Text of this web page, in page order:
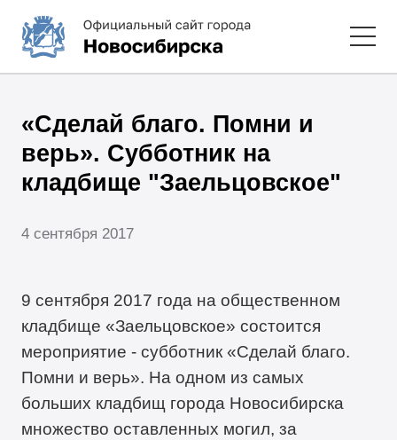
«Сделай благо. Помни и
верь». Субботник на
кладбище "Заельцовское"
4 сентября 2017
9 сентября 2017 года на общественном
кладбище «Заельцовское» состоится
мероприятие - субботник «Сделай благо.
Помни и верь». На одном из самых
больших кладбищ города Новосибирска
множество оставленных могил, за